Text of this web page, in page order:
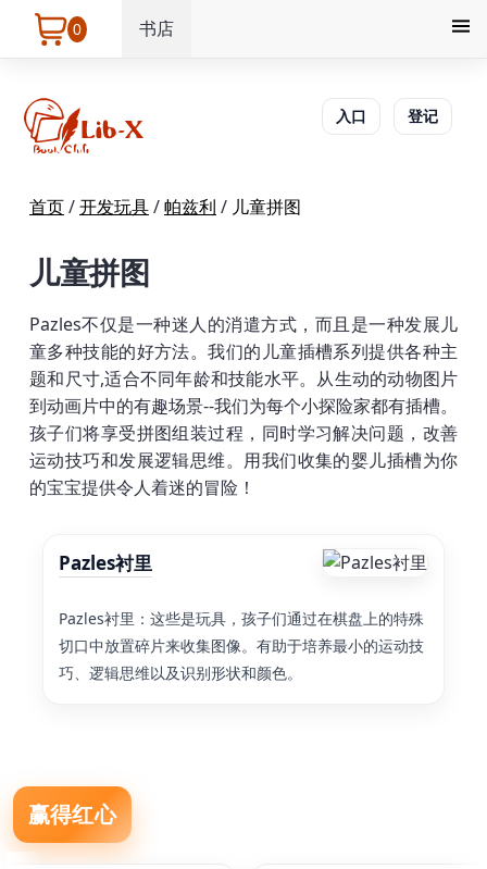
0 书店
入口 登记
首页/开发玩具/帕兹利 / 儿童拼图
儿童拼图
Pazles不仅是一种迷人的消遣方式，而且是一种发展儿
童多种技能的好方法。我们的儿童插槽系列提供各种主
题和尺寸,适合不同年龄和技能水平。从生动的动物图片
到动画片中的有趣场景--我们为每个小探险家都有插槽。
孩子们将享受拼图组装过程，同时学习解决问题，改善
运动技巧和发展逻辑思维。用我们收集的婴儿插槽为你
的宝宝提供令人着迷的冒险！
Pazles衬里
Pazles衬里：这些是玩具，孩子们通过在棋盘上的特殊
切口中放置碎片来收集图像。有助于培养最小的运动技
巧、逻辑思维以及识别形状和颜色。
赢得红心